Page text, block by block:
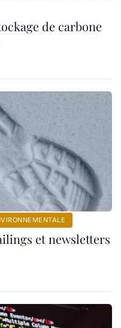
de carbone
et newsletters